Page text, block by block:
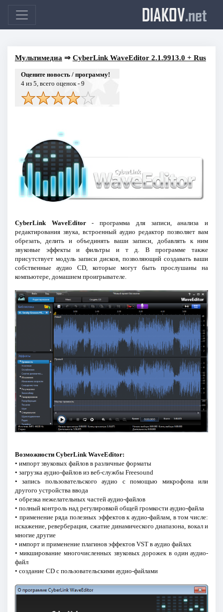
DIAKOV.net
Мультимедиа ⇒ CyberLink WaveEditor 2.1.9913.0 + Rus
Оцените новость / программу!
4из 5, всего оценок - 9
CyberLink WaveEditor- программа для записи, анализа и
редактирования звука, встроенный аудио редактор позволяет вам
обрезать, делить и объединять ваши записи, добавлять к ним
звуковые эффекты и фильтры и т д. В программе также
присутствует модуль записи дисков, позволяющий создавать ваши
собственные аудио CD, которые могут быть прослушаны на
компьютере, домашнем проигрывателе.
Возможности CyberLink WaveEditor:
• импорт звуковых файлов в различные форматы
• загрузка аудио-файлов из веб-службы Freesound
• запись пользовательского аудио с помощью микрофона или
другого устройства ввода
• обрезка нежелательных частей аудио-файлов
• полный контроль над регулировкой общей громкости аудио-файла
• применение ряда полезных эффектов к аудио-файлам, в том числе:
искажение, реверберация, сжатие динамического диапазона, вокал и
многие другие
• импорт и применение плагинов эффектов VST в аудио файлах
• микширование многочисленных звуковых дорожек в один аудио-
файл
• создание CD с пользовательскими аудио-файлами